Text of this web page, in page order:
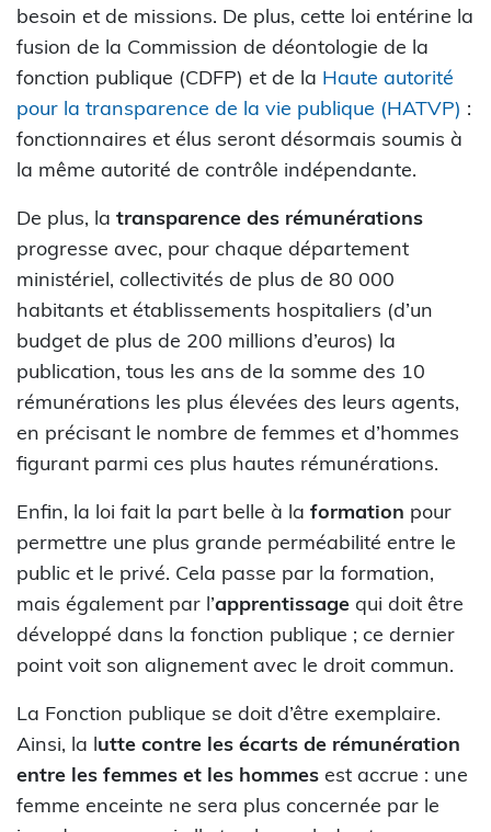
besoin et de missions. De plus, cette loi entérine la
fusion de la Commission de déontologie de la
fonction publique (CDFP) et de la Haute autorité
pour la transparence de la vie publique (HATVP) :
fonctionnaires et élus seront désormais soumis à
la même autorité de contrôle indépendante.
De plus, la transparence des rémunérations
progresse avec, pour chaque département
ministériel, collectivités de plus de 80 000
habitants et établissements hospitaliers (d’un
budget de plus de 200 millions d’euros) la
publication, tous les ans de la somme des 10
rémunérations les plus élevées des leurs agents,
en précisant le nombre de femmes et d’hommes
figurant parmi ces plus hautes rémunérations.
Enfin, la loi fait la part belle à la formation pour
permettre une plus grande perméabilité entre le
public et le privé. Cela passe par la formation,
mais également par l’apprentissage qui doit être
développé dans la fonction publique ; ce dernier
point voit son alignement avec le droit commun.
La Fonction publique se doit d’être exemplaire.
Ainsi, la lutte contre les écarts de rémunération
entre les femmes et les hommes est accrue : une
femme enceinte ne sera plus concernée par le